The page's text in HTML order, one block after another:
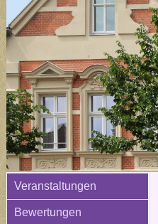
Veranstaltungen
Bewertungen